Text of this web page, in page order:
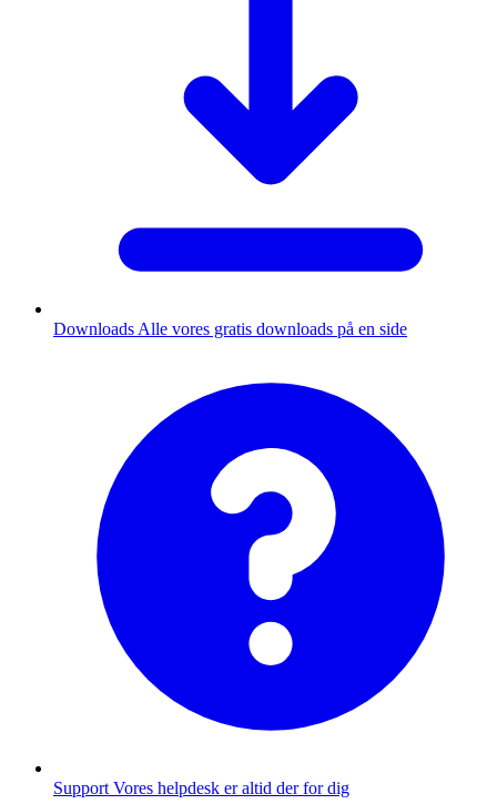
Downloads Alle vores gratis downloads på en side
Support Vores helpdesk er altid der for dig